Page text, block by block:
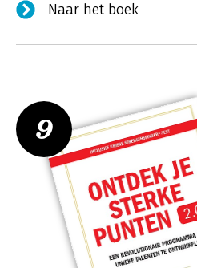
Naar het boek
9